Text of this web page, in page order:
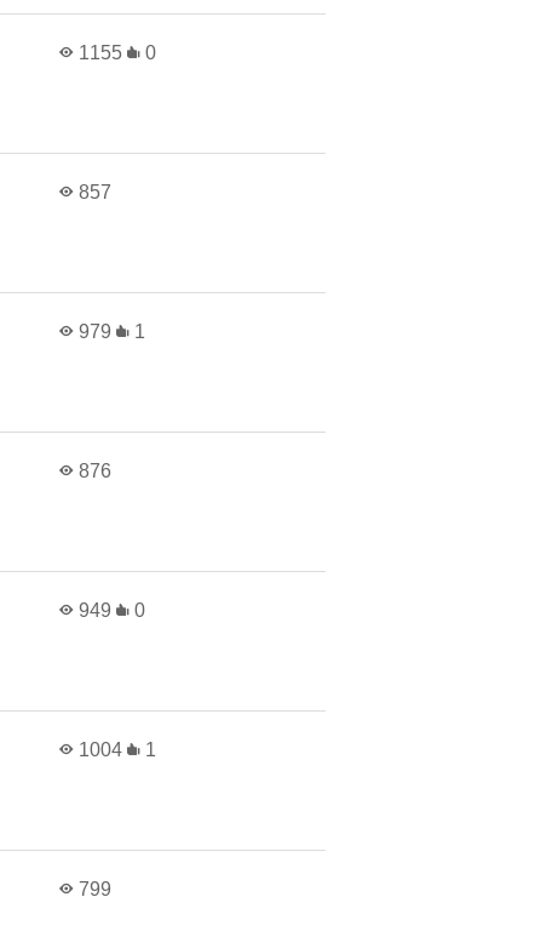
1155 0
857
979 1
876
949 0
1004 1
799